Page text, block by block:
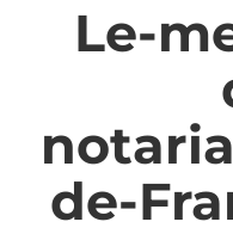
Le-
de-